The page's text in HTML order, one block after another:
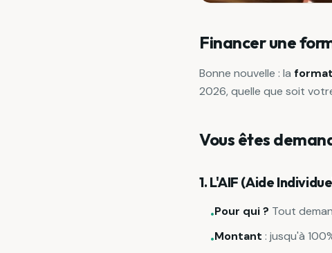
Financer une
Bonne nouvelle : la
2026, quelle que soit
Vous êtes
1. L'AIF (Aide
•Pour qui ? Tout
•Montant : jusqu'à